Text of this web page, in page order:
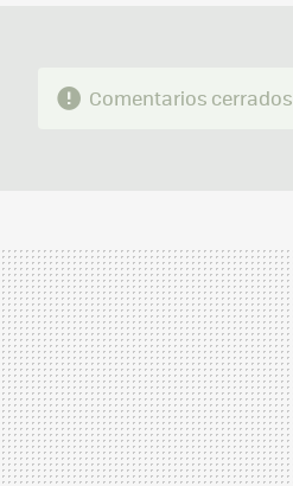
Comentarios cerrados